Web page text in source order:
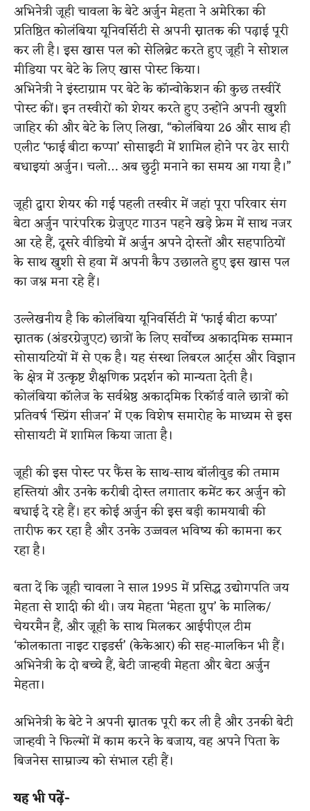
अभिनेत्री जूही चावला के बेटे अर्जुन मेहता ने अमेरिका की
प्रतिष्ठित कोलंबिया यूनिवर्सिटी से अपनी स्नातक की पढ़ाई पूरी
कर ली है। इस खास पल को सेलिब्रेट करते हुए जूही ने सोशल
मीडिया पर बेटे के लिए खास पोस्ट किया।
अभिनेत्री ने इंस्टाग्राम पर बेटे के कॉन्वोकेशन की कुछ तस्वीरें
पोस्ट कीं। इन तस्वीरों को शेयर करते हुए उन्होंने अपनी खुशी
जाहिर की और बेटे के लिए लिखा, “कोलंबिया 26 और साथ ही
एलीट ‘फाई बीटा कप्पा’ सोसाइटी में शामिल होने पर ढेर सारी
बधाइयां अर्जुन। चलो… अब छुट्टी मनाने का समय आ गया है।”
जूही द्वारा शेयर की गई पहली तस्वीर में जहां पूरा परिवार संग
बेटा अर्जुन पारंपरिक ग्रेजुएट गाउन पहने खड़े फ्रेम में साथ नजर
आ रहे हैं, दूसरे वीडियो में अर्जुन अपने दोस्तों और सहपाठियों
के साथ खुशी से हवा में अपनी कैप उछालते हुए इस खास पल
का जश्न मना रहे हैं।
उल्लेखनीय है कि कोलंबिया यूनिवर्सिटी में ‘फाई बीटा कप्पा’
स्नातक (अंडरग्रेजुएट) छात्रों के लिए सर्वोच्च अकादमिक सम्मान
सोसायटियों में से एक है। यह संस्था लिबरल आर्ट्स और विज्ञान
के क्षेत्र में उत्कृष्ट शैक्षणिक प्रदर्शन को मान्यता देती है।
कोलंबिया कॉलेज के सर्वश्रेष्ठ अकादमिक रिकॉर्ड वाले छात्रों को
प्रतिवर्ष ‘स्प्रिंग सीजन’ में एक विशेष समारोह के माध्यम से इस
सोसायटी में शामिल किया जाता है।
जूही की इस पोस्ट पर फैंस के साथ-साथ बॉलीवुड की तमाम
हस्तियां और उनके करीबी दोस्त लगातार कमेंट कर अर्जुन को
बधाई दे रहे हैं। हर कोई अर्जुन की इस बड़ी कामयाबी की
तारीफ कर रहा है और उनके उज्जवल भविष्य की कामना कर
रहा है।
बता दें कि जूही चावला ने साल 1995 में प्रसिद्ध उद्योगपति जय
मेहता से शादी की थी। जय मेहता ‘मेहता ग्रुप’ के मालिक/
चेयरमैन हैं, और जूही के साथ मिलकर आईपीएल टीम
‘कोलकाता नाइट राइडर्स’ (केकेआर) की सह-मालकिन भी हैं।
अभिनेत्री के दो बच्चे हैं, बेटी जान्हवी मेहता और बेटा अर्जुन
मेहता।
अभिनेत्री के बेटे ने अपनी स्नातक पूरी कर ली है और उनकी बेटी
जान्हवी ने फिल्मों में काम करने के बजाय, वह अपने पिता के
बिजनेस साम्राज्य को संभाल रही हैं।
यह भी पढ़ें-